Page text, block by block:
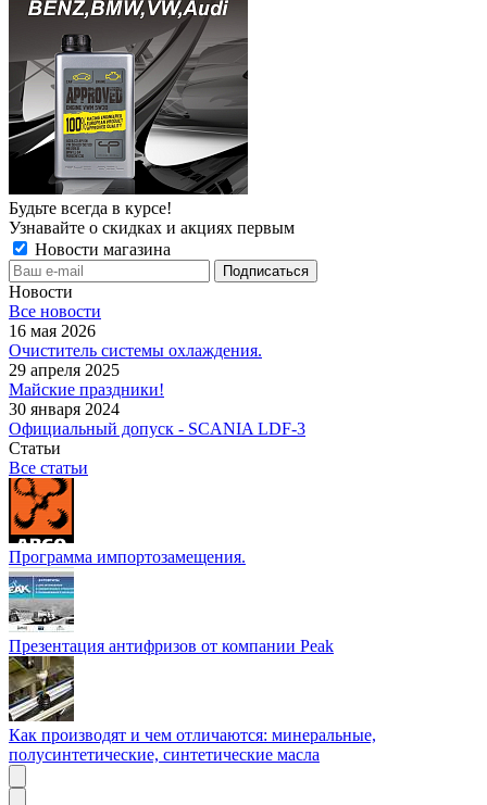
Будьте всегда в курсе!
Узнавайте о скидках и акциях первым
Новости магазина
Новости
Все новости
16 мая 2026
Очиститель системы охлаждения.
29 апреля 2025
Майские праздники!
30 января 2024
Официальный допуск - SCANIA LDF-3
Статьи
Все статьи
Программа импортозамещения.
Презентация антифризов от компании Peak
Как производят и чем отличаются: минеральные,
полусинтетические, синтетические масла